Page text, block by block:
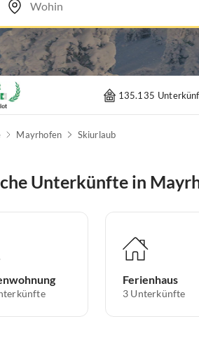
135.135
Mayrhofen Skiurlaub
Unterkünfte in
Ferienhaus
3 Unterkünfte